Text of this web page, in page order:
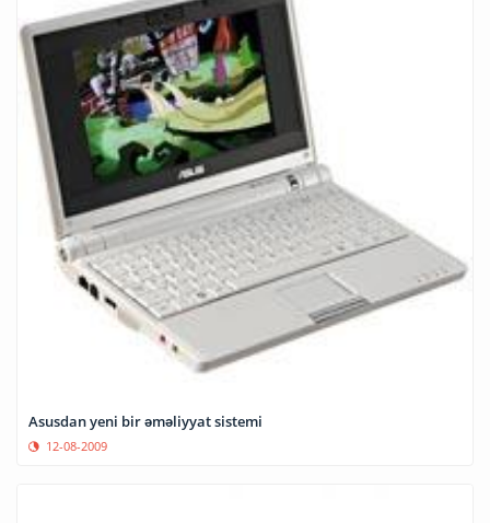
Asusdan yeni bir əməliyyat sistemi
12-08-2009